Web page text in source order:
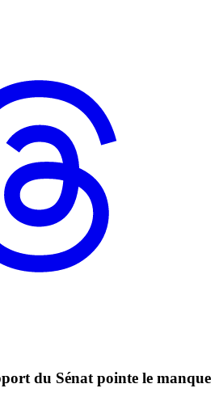
du Sénat pointe le manque